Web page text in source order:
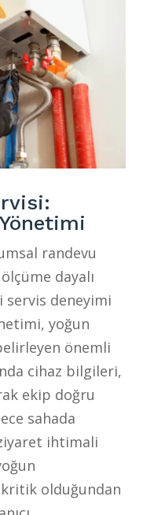
randevu
dayalı
deneyimi
yoğun
önemli
cihaz bilgileri,
ekip doğru
sahada
ihtimali
olduğundan